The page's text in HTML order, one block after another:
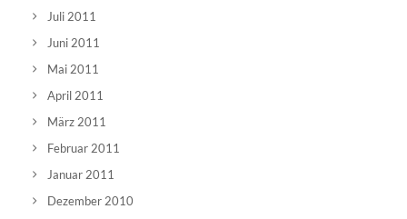
Juli 2011
Juni 2011
Mai 2011
April 2011
März 2011
Februar 2011
Januar 2011
Dezember 2010